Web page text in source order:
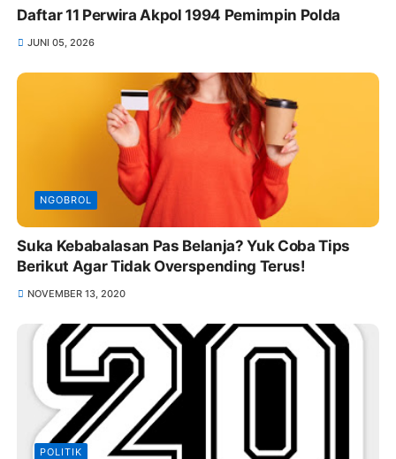
Daftar 11 Perwira Akpol 1994 Pemimpin Polda
JUNI 05, 2026
NGOBROL
Suka Kebabalasan Pas Belanja? Yuk Coba Tips
Berikut Agar Tidak Overspending Terus!
NOVEMBER 13, 2020
POLITIK